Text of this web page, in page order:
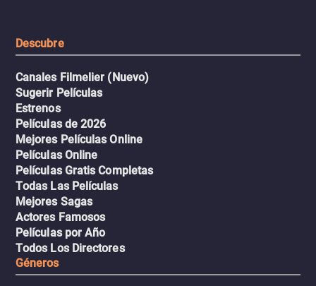
Descubre
Canales Filmelier (Nuevo)
Sugerir Películas
Estrenos
Películas de 2026
Mejores Películas Online
Películas Online
Películas Gratis Completas
Todas Las Películas
Mejores Sagas
Actores Famosos
Películas por Año
Todos Los Directores
Géneros